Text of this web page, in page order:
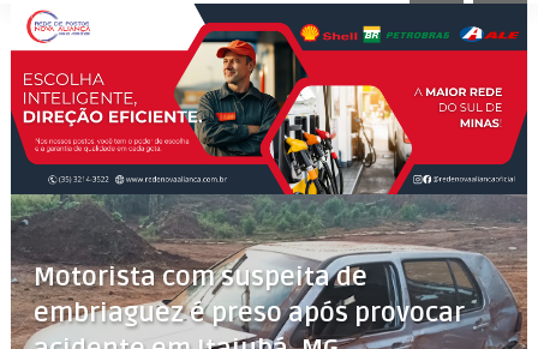
Motorista com suspeita de
embriaguez é preso após provocar